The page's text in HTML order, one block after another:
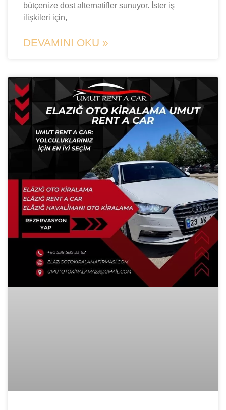
bütçenize dost alternatifler sunuyor. İster iş
ilişkileri için,
DEVAMINI OKU »